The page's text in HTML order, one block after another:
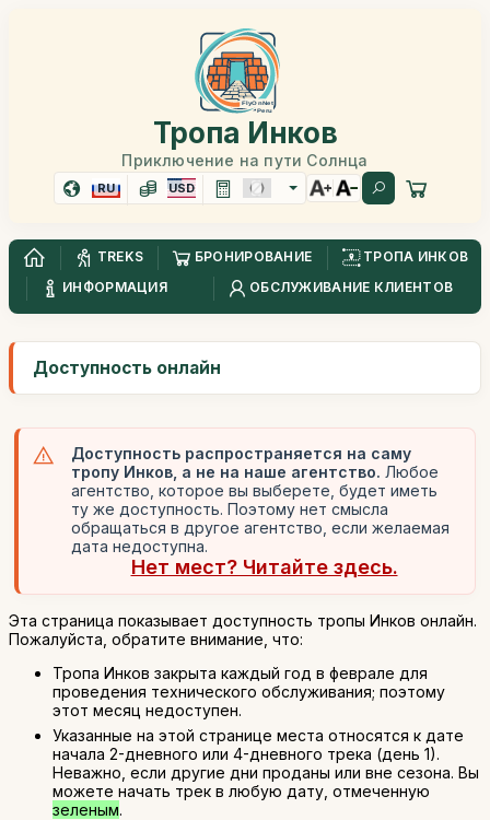
Тропа Инков
Приключение на пути Солнца
RU USD
TREKS БРОНИРОВАНИЕ
ТРОПА ИНКОВ
ИНФОРМАЦИЯ
ОБСЛУЖИВАНИЕ КЛИЕНТОВ
Доступность онлайн
Доступность распространяется на саму
тропу Инков, а не на наше агентство. Любое
агентство, которое вы выберете, будет иметь
ту же доступность. Поэтому нет смысла
обращаться в другое агентство, если желаемая
дата недоступна.
Нет мест? Читайте здесь.
Эта страница показывает доступность тропы Инков онлайн.
Пожалуйста, обратите внимание, что:
Тропа Инков закрыта каждый год в феврале для
проведения технического обслуживания; поэтому
этот месяц недоступен.
Указанные на этой странице места относятся к дате
начала 2-дневного или 4-дневного трека (день 1).
Неважно, если другие дни проданы или вне сезона. Вы
можете начать трек в любую дату, отмеченную
зеленым.